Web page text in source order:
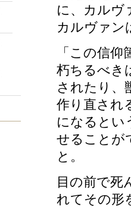
に、カルヴ
カルヴァン
「この信
朽ちるべき
されたり、
作り直され
になるとい
せることが
と。
目の前で死
れてその形